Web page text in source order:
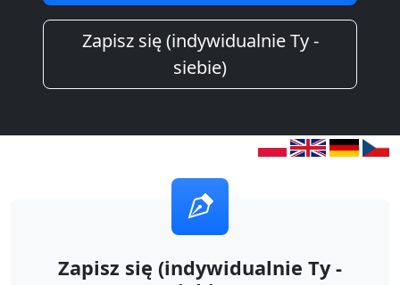
Zapisz się (indywidualnie Ty -
siebie)
Zapisz się (indywidualnie Ty -